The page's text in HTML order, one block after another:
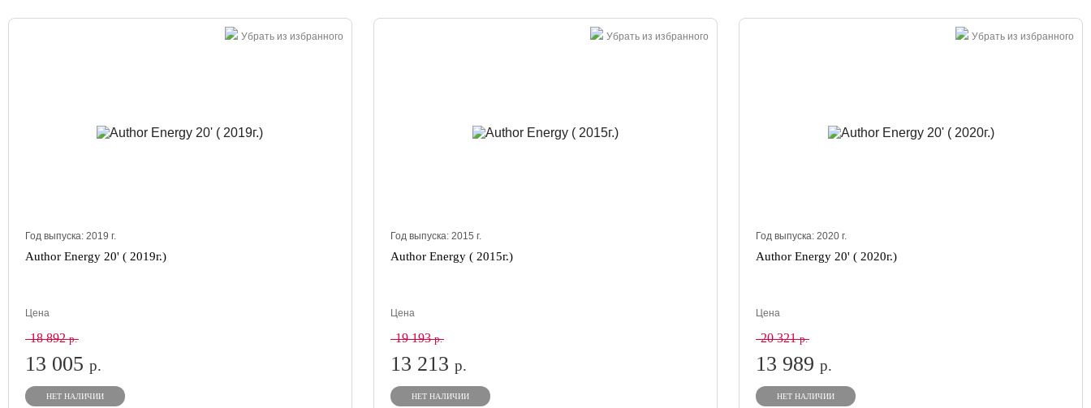
Убрать из избранного
Год выпуска: 2019 г.
Author Energy 20' ( 2019г.)
Цена
18 892р.
13 005 р.
НЕТ НАЛИЧИИ
Убрать из избранного
Год выпуска:2015г.
Author Energy ( 2015г.)
Цена
19 193р.
13 213р.
НЕТ НАЛИЧИИ
Убрать из избранного
Год выпуска:2020г.
Author Energy 20' ( 2020г.)
Цена
20 321р.
13 989р.
НЕТ НАЛИЧИИ